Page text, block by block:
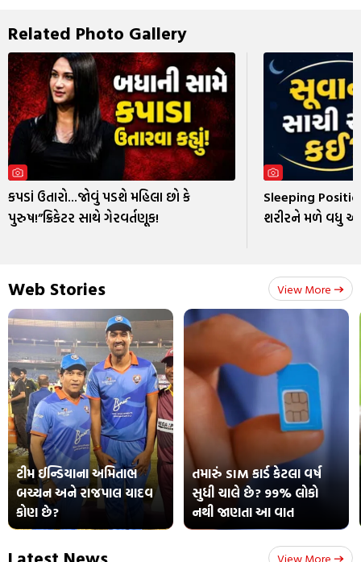
Related Photo Gallery
કપડાં ઉતારો...જોવું પડશે મહિલા છો કે
પુરુષ!”ક્રિકેટર સાથે ગેરવર્તણૂક!
Sleeping
શરીરને મળે વધુ
Web Stories View More
ટીમ ઈન્ડિયાના અમિતાભ
બચ્ચન અને રાજપાલ યાદવ
કોણ છે?
તમારું SIM કાર્ડ કેટલા વર્ષ
સુધી ચાલે છે? 99% લોકો
નથી જાણતા આ વાત
View More